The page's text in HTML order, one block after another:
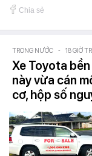
Chia sẻ
TRONG NƯỚC - 18 GIỜ
Xe Toyota
này vừa cán
cơ, hộp số